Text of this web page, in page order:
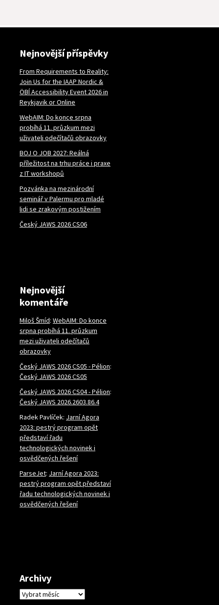
Nejnovější příspěvky
From Requirements to Reality:
Join Us for the IAAP Nordic &
ÖBÍ Accessibility Event 2026 in
Reykjavik or Online
WebAIM: Do konce srpna
probíhá 11. průzkum mezi
uživateli odečítačů obrazovky
BOJ O JOB 2027: Reálná
příležitost na trhu práce i praxe
z IT workshopů
Pozvánka na mezinárodní
seminář v Palermu pro mladé
lidi se zrakovým postižením
Český JAWS 2026 CS06
Nejnovější
komentáře
Miloš Šmíd: WebAIM: Do konce
srpna probíhá 11. průzkum
mezi uživateli odečítačů
obrazovky
Český JAWS 2026 CS05 - Pélion:
Český JAWS 2026 CS05
Český JAWS 2026 CS04 - Pélion:
Český JAWS 2026.2603.86.4
Radek Pavlíček: Jarní Agora
2023: pestrý program opět
představí řadu
technologických novinek i
osvědčených řešení
ParseJet: Jarní Agora 2023:
pestrý program opět představí
řadu technologických novinek i
osvědčených řešení
Archivy
Archivy